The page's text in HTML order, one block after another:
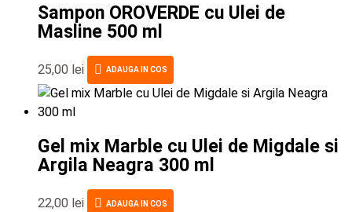
Sampon OROVERDE cu Ulei de
Masline 500 ml
25,00 lei ADAUGA IN COS
Gel mix Marble cu Ulei de Migdale si
Argila Neagra 300 ml
22,00 lei ADAUGA IN COS